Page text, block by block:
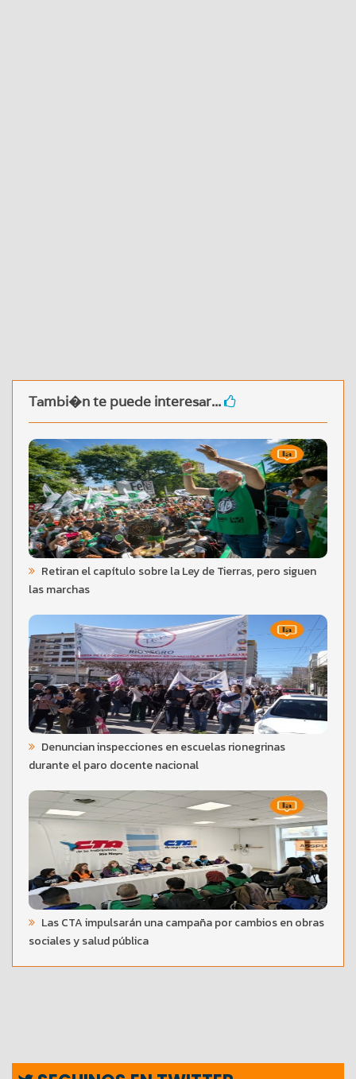
Tambi�n te puede interesar...
Retiran el capítulo sobre la Ley de Tierras, pero siguen
las marchas
Denuncian inspecciones en escuelas rionegrinas
durante el paro docente nacional
Las CTA impulsarán una campaña por cambios en obras
sociales y salud pública